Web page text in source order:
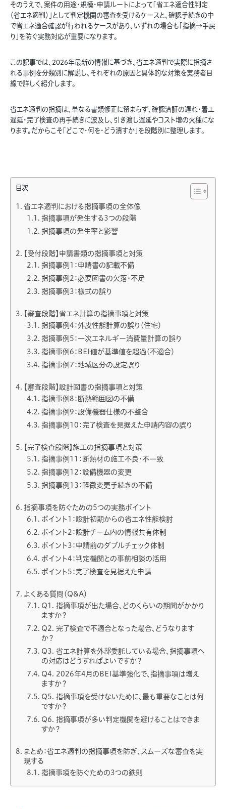
そのうえで、案件の用途・規模・申請ルートによって「省エネ適合性判定
（省エネ適判）」として判定機関の審査を受けるケースと、確認手続きの中
で省エネ適合確認が行われるケースがあり、いずれの場合も「指摘→手戻
り」を防ぐ実務対応が重要になります。
この記事では、2026年最新の情報に基づき、省エネ適判で実際に指摘さ
れる事例を分類別に解説し、それぞれの原因と具体的な対策を実務者目
線で詳しく紹介します。
省エネ適判の指摘は、単なる書類修正に留まらず、確認済証の遅れ・着工
遅延・完了検査の再手続きに波及し、引き渡し遅延やコスト増の火種にな
ります。だからこそ「どこで・何を・どう潰すか」を段階別に整理します。
目次
省エネ適判における指摘事項の全体像
指摘事項が発生する3つの段階
指摘事項の発生率と影響
【受付段階】申請書類の指摘事項と対策
指摘事例1：申請書の記載不備
指摘事例2：必要図書の欠落・不足
指摘事例3：様式の誤り
【審査段階】省エネ計算の指摘事項と対策
指摘事例4：外皮性能計算の誤り（住宅）
指摘事例5：一次エネルギー消費量計算の誤り
指摘事例6：BEI値が基準値を超過（不適合）
指摘事例7：地域区分の設定誤り
【審査段階】設計図書の指摘事項と対策
指摘事例8：断熱範囲図の不備
指摘事例9：設備機器仕様の不整合
指摘事例10：完了検査を見据えた申請内容の誤り
【完了検査段階】施工の指摘事項と対策
指摘事例11：断熱材の施工不良・不一致
指摘事例12：設備機器の変更
指摘事例13：軽微変更手続きの不備
指摘事項を防ぐための5つの実務ポイント
ポイント1：設計初期からの省エネ性能検討
ポイント2：設計チーム内の情報共有体制
ポイント3：申請前のダブルチェック体制
ポイント4：判定機関との事前相談の活用
ポイント5：完了検査を見据えた申請
よくある質問（Q&A）
Q1. 指摘事項が出た場合、どのくらいの期間がかかり
ますか？
Q2. 完了検査で不適合となった場合、どうなります
か？
Q3. 省エネ計算を外部委託している場合、指摘事項へ
の対応はどうすればよいですか？
Q4. 2026年4月のBEI基準強化で、指摘事項は増え
ますか？
Q5. 指摘事項を受けないために、最も重要なことは何
ですか？
Q6. 指摘事項が多い判定機関を避けることはできま
すか？
まとめ：省エネ適判の指摘事項を防ぎ、スムーズな審査を実
現する
指摘事項を防ぐための3つの鉄則